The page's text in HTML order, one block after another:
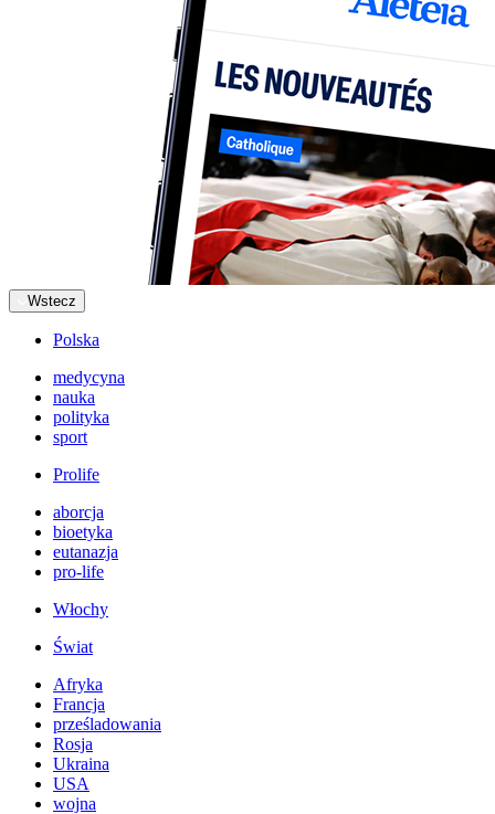
Wstecz
Polska
medycyna
nauka
polityka
sport
Prolife
aborcja
bioetyka
eutanazja
pro-life
Włochy
Świat
Afryka
Francja
prześladowania
Rosja
Ukraina
USA
wojna